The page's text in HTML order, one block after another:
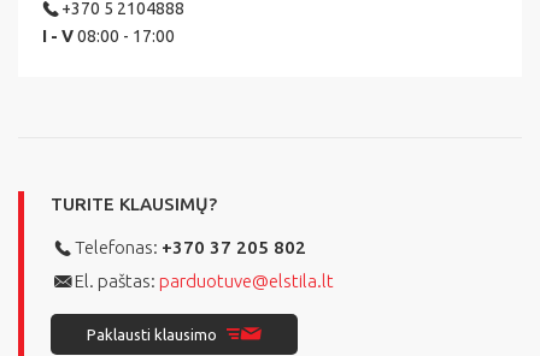
+370 5 2104888
I - V08:00 - 17:00
TURITE KLAUSIMŲ?
Telefonas: +370 37 205 802
El. paštas: parduotuve@elstila.lt
Paklausti klausimo